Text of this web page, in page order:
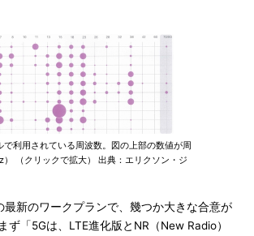
で利用されている周波数。図の上部の数値が周
） （クリックで拡大） 出典：エリクソン・ジ
新のワークプランで、幾つか大きな合意が
ず「5Gは、LTE進化版とNR（New Radio）